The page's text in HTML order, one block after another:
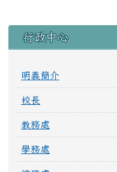
左邊區域內容
行政中心
明義簡介
校長
教務處
學務處